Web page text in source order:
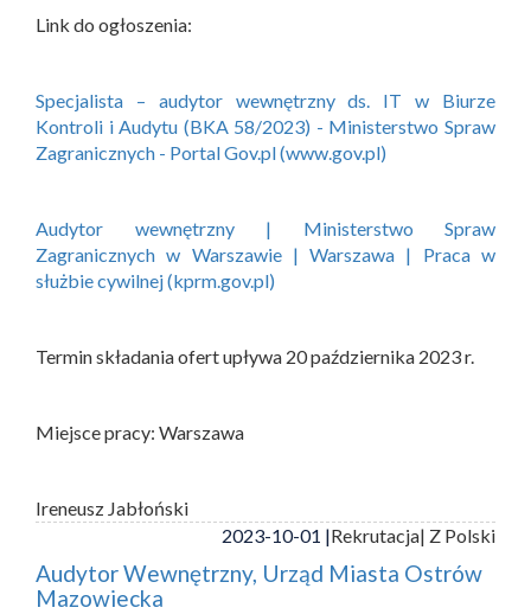
Link do ogłoszenia:
Specjalista – audytor wewnętrzny ds. IT w Biurze
Kontroli i Audytu (BKA 58/2023) - Ministerstwo Spraw
Zagranicznych - Portal Gov.pl (www.gov.pl)
Audytor wewnętrzny | Ministerstwo Spraw
Zagranicznych w Warszawie | Warszawa | Praca w
służbie cywilnej (kprm.gov.pl)
Termin składania ofert upływa 20 października 2023 r.
Miejsce pracy: Warszawa
Ireneusz Jabłoński
2023-10-01 |Rekrutacja| Z Polski
Audytor Wewnętrzny, Urząd Miasta Ostrów
Mazowiecka